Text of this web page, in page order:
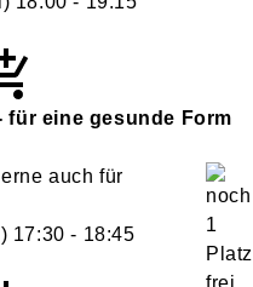
für eine gesunde Form
auch für
17:30 - 18:45